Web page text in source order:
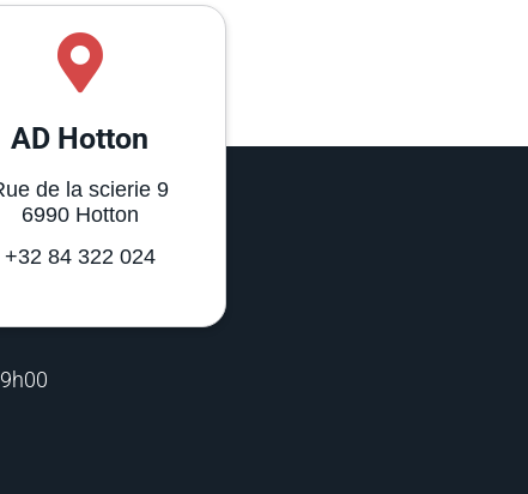
AD Hotton
de la scierie 9
6990 Hotton
+32 84 322 024